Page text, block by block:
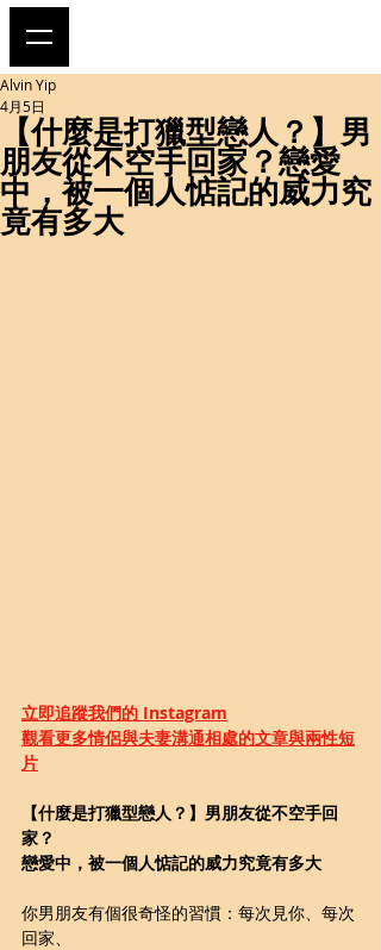
【什麼是打獵型戀人？】男
朋友從不空手回家？戀愛
中，被一個人惦記的威力究
竟有多大
Alvin Yip
4月5日
立即追蹤我們的 Instagram
觀看更多情侶與夫妻溝通相處的文章與兩性短
片
【什麼是打獵型戀人？】男朋友從不空手回
家？
戀愛中，被一個人惦記的威力究竟有多大
你男朋友有個很奇怪的習慣：每次見你、每次
回家、